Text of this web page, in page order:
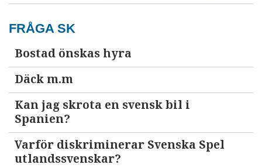
FRÅGA SK
Bostad önskas hyra
Däck m.m
Kan jag skrota en svensk bil i
Spanien?
Varför diskriminerar Svenska Spel
utlandssvenskar?